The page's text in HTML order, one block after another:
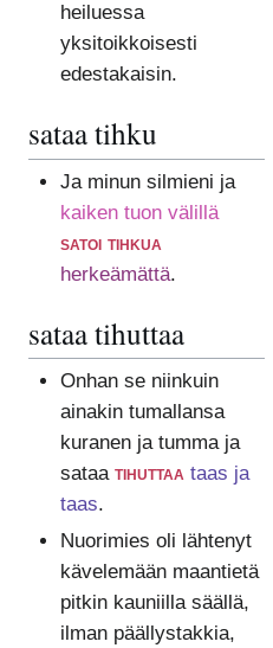
heiluessa
yksitoikkoisesti
edestakaisin.
sataa tihku
Ja minun silmieni ja
kaiken tuon välillä
satoi tihkua
herkeämättä.
sataa tihuttaa
Onhan se niinkuin
ainakin tumallansa
kuranen ja tumma ja
sataa tihuttaa taas ja
taas.
Nuorimies oli lähtenyt
kävelemään maantietä
pitkin kauniilla säällä,
ilman päällystakkia,